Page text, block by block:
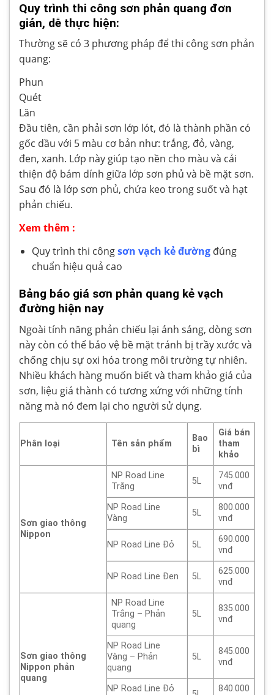
Quy trình thi công sơn phản quang đơn
giản, dễ thực hiện:
Thường sẽ có 3 phương pháp để thi công sơn phản
quang:
Phun
Quét
Lăn
Đầu tiên, cần phải sơn lớp lót, đó là thành phần có
gốc dầu với 5 màu cơ bản như: trắng, đỏ, vàng,
đen, xanh. Lớp này giúp tạo nền cho màu và cải
thiện độ bám dính giữa lớp sơn phủ và bề mặt sơn.
Sau đó là lớp sơn phủ, chứa keo trong suốt và hạt
phản chiếu.
Xem thêm :
Quy trình thi côngsơn vạch kẻ đườngđúng
chuẩn hiệu quả cao
Bảng báo giá sơn phản quang kẻ vạch
đường hiện nay
Ngoài tính năng phản chiếu lại ánh sáng, dòng sơn
này còn có thể bảo vệ bề mặt tránh bị trầy xước và
chống chịu sự oxi hóa trong môi trường tự nhiên.
Nhiều khách hàng muốn biết và tham khảo giá của
sơn, liệu giá thành có tương xứng với những tính
năng mà nó đem lại cho người sử dụng.
Phân loại Tên sản phẩm
Bao
bì
Giá bán
tham
khảo
Sơn giao thông
Nippon
NP Road Line
Trắng
5L
745.000
vnđ
NP Road Line
Vàng
5L
800.000
vnđ
NP Road Line Đỏ 5L
690.000
vnđ
NP Road Line Đen 5L
625.000
vnđ
Sơn giao thông
Nippon phản
quang
NP Road Line
Trắng – Phản
quang
5L
835.000
vnđ
NP Road Line
Vàng – Phản
quang
5L
845.000
vnđ
NP Road Line Đỏ
840.000